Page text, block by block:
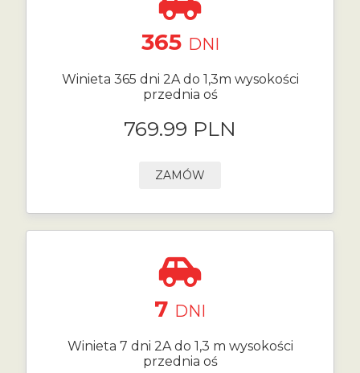
365 DNI
Winieta 365 dni 2A do 1,3m wysokości
przednia oś
769.99 PLN
ZAMÓW
7 DNI
Winieta 7 dni 2A do 1,3 m wysokości
przednia oś